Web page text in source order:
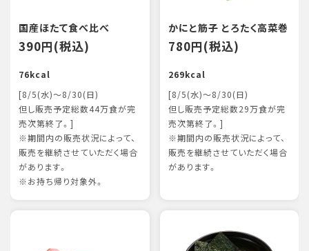
国産ほたて食べ比べ
390円(税込)
76kcal
[8/5(水)～8/30(日)
但し販売予定総数44万食が完
売次第終了。]
※期間内の販売状況によって、
販売を継続させていただく場合
があります。
※お持ち帰り対象外。
かにと筋子 とろたく高菜巻
780円(税込)
269kcal
[8/5(水)～8/30(日)
但し販売予定総数29万食が完
売次第終了。]
※期間内の販売状況によって、
販売を継続させていただく場合
があります。